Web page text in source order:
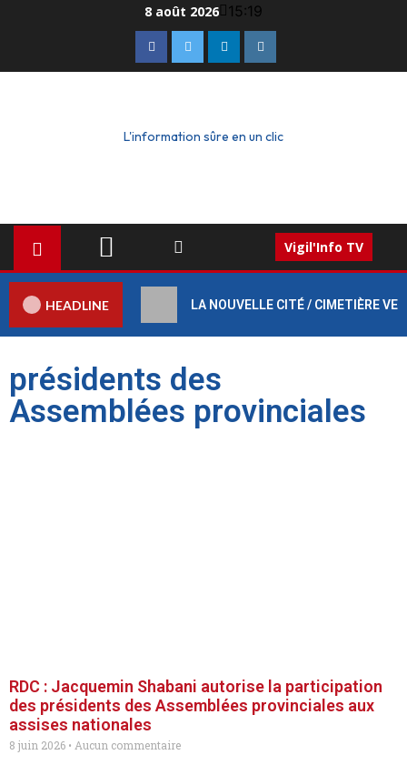
8 août 2026 15:19
L'information sûre en un clic
Vigil'Info TV
HEADLINE LA NOUVELLE CITÉ / CIMETIÈRE
présidents des
Assemblées provinciales
RDC : Jacquemin Shabani autorise la participation
des présidents des Assemblées provinciales aux
assises nationales
8 juin 2026
Aucun commentaire